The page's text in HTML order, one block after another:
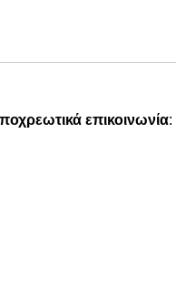
επικοινωνία: